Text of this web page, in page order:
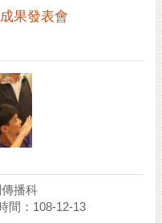
果發表會
播科
間：108-12-13